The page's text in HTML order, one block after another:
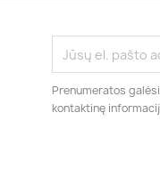
Prenumeratos
kontaktinę